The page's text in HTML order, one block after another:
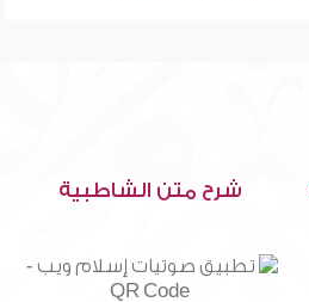
شرح متن الشاطبية